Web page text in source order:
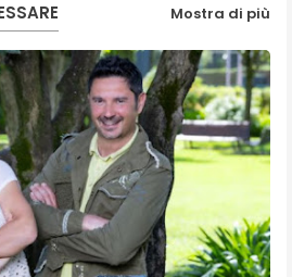
Mostra di più